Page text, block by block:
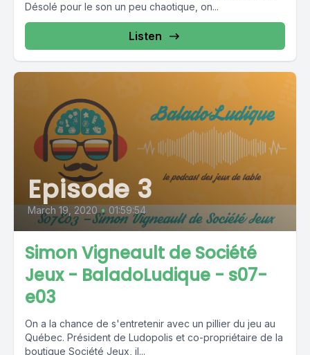
Désolé pour le son un peu chaotique, on...
Listen
Episode 3
March 19, 2020 • 01:59:54
Simon Vigneault de Société
Jeux - BaladoLudique - s07-
e03
On a la chance de s'entretenir avec un pillier du jeu au
Québec. Président de Ludopolis et co-propriétaire de la
boutique Société Jeux, il...